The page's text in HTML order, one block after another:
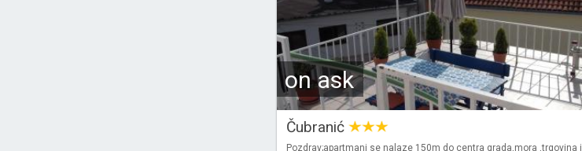
on ask
Čubranić
Pozdrav;apartmani se nalaze 150m do centra grada,mora ,trgovina i